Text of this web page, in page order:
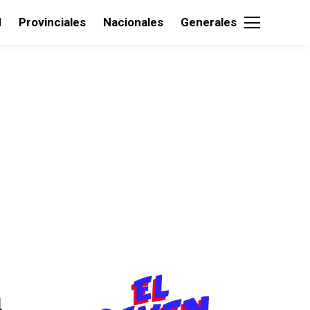
Provinciales Nacionales Generales